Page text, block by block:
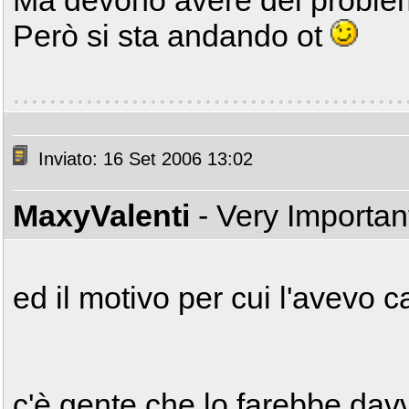
Però si sta andando ot
Inviato: 16 Set 2006 13:02
MaxyValenti - Very
ed il motivo per cui l'avevo